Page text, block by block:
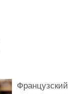
Французский